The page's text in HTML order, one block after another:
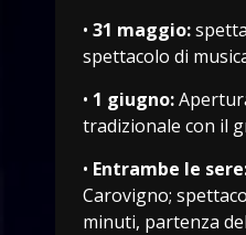
• 31 maggio:
spettacolo di
• 1 giugno:
tradizionale con il
• Entrambe le
Carovigno;
minuti, partenza